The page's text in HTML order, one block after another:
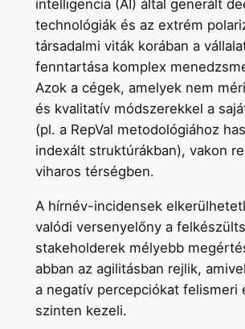
intelligencia (AI) által generált
technológiák és az extrém
társadalmi viták korában a
fenntartása komplex
Azok a cégek, amelyek nem
és kvalitatív módszerekkel a
(pl. a RepVal metodológiához
indexált struktúrákban), vakon
viharos térségben.
A hírnév-incidensek
valódi versenyelőny a
stakeholderek mélyebb
abban az agilitásban rejlik,
a negatív percepciókat felismeri
szinten kezeli.